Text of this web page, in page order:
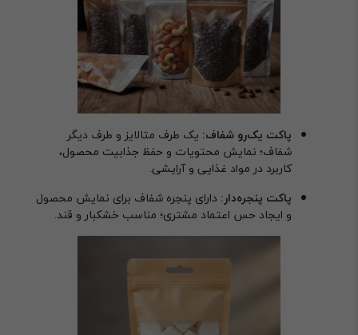
پاکت یک‌رو شفاف: یک طرف متالایز و طرف دیگر
شفاف؛ نمایش محتویات و حفظ جذابیت محصول،
کاربرد در مواد غذایی و آرایشی.
پاکت پنجره‌دار: دارای پنجره شفاف برای نمایش محصول
و ایجاد حس اعتماد مشتری؛ مناسب خشکبار و قند.